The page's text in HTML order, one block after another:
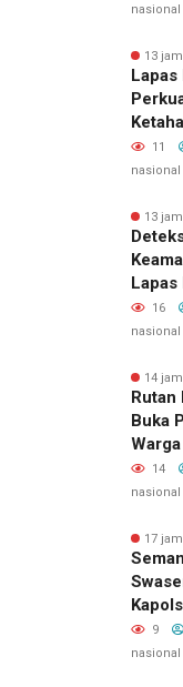
nasional
13
Lapas
11
nasional
13
Lapas
Gelar
Hunian
16
nasional
14
Rutan
Buka
HUT
14
nasional
17
Di
9
nasional